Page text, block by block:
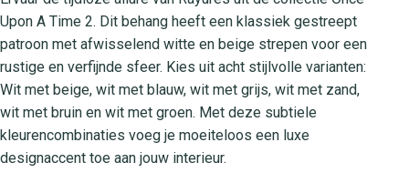
Upon A Time 2. Dit behang heeft een klassiek gestreept
patroon met afwisselend witte en beige strepen voor een
rustige en verfijnde sfeer. Kies uit acht stijlvolle varianten:
Wit met beige, wit met blauw, wit met grijs, wit met zand,
wit met bruin en wit met groen. Met deze subtiele
kleurencombinaties voeg je moeiteloos een luxe
designaccent toe aan jouw interieur.